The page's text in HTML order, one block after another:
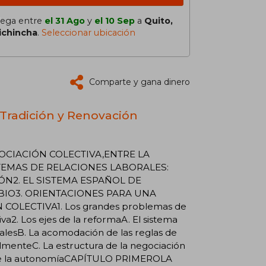
entre el 31 Ago y el 10 Sep a Quito,
. Seleccionar ubicación
Comparte y gana dinero
y Renovación
colectiva sectorial6. Problemas de implantación de un sistema de negociación colectiva articuladaA. Su frágil y anómala efectividadB. La insólita declaración de ilegalidad7. A modo de conclusión o sobre la necesidad de una reforma legislativa3. PROCESO DE SUSTITUCIÓN DE LAS ORDENANZAS LABORALES Y CAMBIOS EN LA ESTRUCTURA DE LA NEGOCIACIÓN COLECTIVA: UNA APROXIMACIÓN4. NOTAS PARA UNA REFORMA DEL MARCO LEGAL DE LA ESTRUCTURA CONTRACTUAL1. La estructura contractual en España, entre la estabilidad y el cambio2. El Acuerdo Interconfederal sobre negociación colectivaA. Los principios del modelo pactado de estructura contractual: autonomía y flexibilidadB. El paradigma de estructura contractual: un modelo de negociación articulada sobre distintos nivelesC. El reparto de materias entre los niveles de negociación establecido en el paradigma de negociación articuladaD. La necesidad de una reforma legislativa3. Un elenco de alternativas de reforma4. A modo de conclusiónCAPÍTULO CUARTOEL MARCO LEGAL DEL CONVENIO COLECTIVO ESTATUTARIO:CONSENSOS Y DISENSOS1. LA LEGITIMACIÓN EMPRESARIAL PARA NEGOCIAR CONVENIOS ESTATUTARIOS1. Introducción2. La legitimación para negociar convenios de empresa o inferior3. La legitimación negocial en los convenios supraempresarialesA. La legitimación inicial: el doble criterio de selección de los sujetos legitimadosa. El criterio asociativob. El criterio de la representatividadB. La legitimación deliberanteC. La acreditación de la representatividad empresarialD. Las reglas especiales de la legitimación para negociar convenios de ámbito estatalE. La comisión deliberadora: dos últimos problemas2. LA LEGITIMACIÓN NEGOCIAL EN LOS GRUPOS DE EMPRESA: ANOMÍA LEGISLATIVA E INCERTIDUMBRE JURISPRUDENCIAL3. EL CONTENIDO NORMATIVO DEL CONVENIO COLECTIVO ESTATUTARIO1. Introducción2. Las nociones de cláusulas normativas y obligacionales: un intento de reconstrucción histórico-sistemática y comparada3. La difícil aplicación en nuestro derecho positivo de la noción de contenido normativo del convenio colectivoA. El marco jurídico generalB. La desnaturalizada recepción por el ET de la teoría de la dualidad del contenido del convenio colectivoC. La recreación por la jurisprudencia del concepto de contenido normativo4. El contenido «mínimo» del convenio colectivo4. LAS COMISIONES PARITARIAS Y LA SOLUCIÓN DE CONFLICTOS EN EL MARCO DEL ASEC: ALGUNOS PUNTOS CRÍTICOS5. NEGOCIACIÓN COLECTIVA CONCESIVA Y MEJORAS VOLUNTARIAS DE SEGURIDAD SOCIAL: NOTAS DE UN DEBATE1. Protección social voluntaria y negociación colectiva2. Mejoras voluntarias de la Seguridad Social y negociación colectiva concesiva: los términos de un debate3. ¿Tienen los sujetos negociadores capacidad de representación de los pensionistas?4. La aplicación a la negociación colectiva concesiva en materia de mejoras voluntarias de la Seguridad Social del principio de temporalidad: objeciones y límites6. INTERPRETACIONES JURISPRUDENCIALES SOBRE NEGOCIACIÓN COLECTIVA: UNA MIRADA CRÍTICA1. Aplicaciones jurisprudenciales de la doctrina de la negociación extraestatutariaA. La nulidad predicable de cualquier acuerdo firmado por una minoría de representantes unitarioB. Las denominadas adhesiones individuale